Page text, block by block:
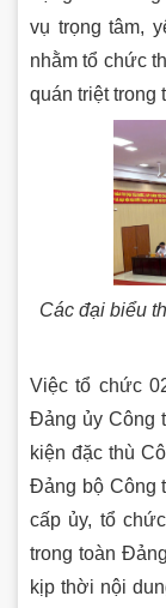
vụ trọng tâm,
nhằm tổ chức
quán triệt trong
Các đại biểu
Việc tổ chức
Đảng ủy Công
kiện đặc thù
Đảng bộ Công
cấp ủy, tổ
trong toàn
kịp thời nội